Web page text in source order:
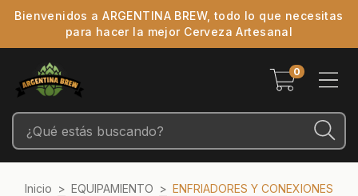
Bienvenidos a ARGENTINA BREW, todo lo que necesitas
para hacer la mejor Cerveza Artesanal
0
Inicio > EQUIPAMIENTO > ENFRIADORES Y CONEXIONES